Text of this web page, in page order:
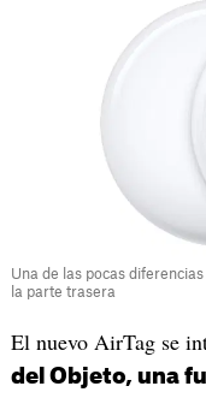
Una de las pocas
la parte trasera
El nuevo AirTag se
del Objeto, una